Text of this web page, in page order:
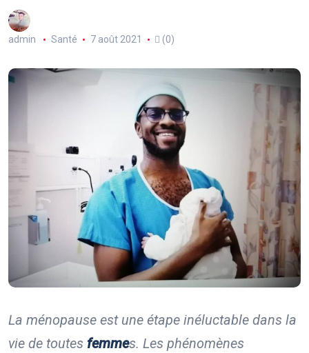
admin Santé 7 août 2021 (0)
La ménopause est une étape inéluctable dans la
vie de toutes femmes. Les phénomènes